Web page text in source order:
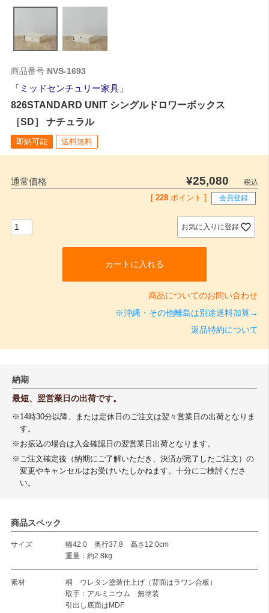
商品番号 NVS-1693
ミッドセンチュリー家具
826STANDARD UNIT シングルドロワーボックス
［SD］ ナチュラル
即納可能 送料無料
通常価格 ¥25,080
税込
228 ポイント ] 会員登録
お気に入りに登録
カートに入れる
商品についてのお問い合わせ
※沖縄・その他離島は別途送料加算→
返品特約について
納期
最短、翌営業日の出荷です。
※14時30分以降、または定休日のご注文は翌々営業日の出荷となりま
す。
※お振込の場合は入金確認日の翌営業日出荷となります。
※ご注文確定後（納期にご了解いただき、決済が完了したご注文）の
変更やキャンセルはお受けいたしかねます。十分にご検討くださ
い。
商品スペック
サイズ
幅42.0 奥行37.8 高さ12.0cm
重量：約2.8kg
素材
桐 ウレタン塗装仕上げ（背面はラワン合板）
取手：アルミニウム 無塗装
引出し底面はMDF